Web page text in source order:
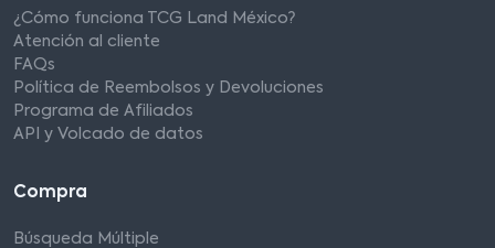
¿Cómo funciona TCG Land México?
Atención al cliente
FAQs
Política de Reembolsos y Devoluciones
Programa de Afiliados
API y Volcado de datos
Compra
Búsqueda Múltiple